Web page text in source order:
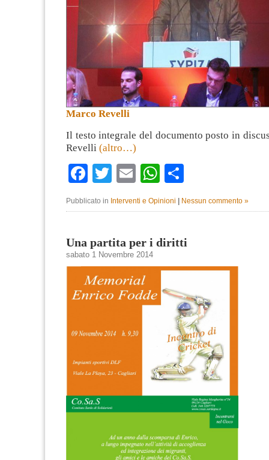
Marco Revelli
Il testo integrale del documento posto in
Revelli (altro…)
Facebook
TwitterEmailWhatsApp
Pubblicato in Interventi e Opinioni Nessun commento »
Una partita per i diritti
sabato 1 Novembre 2014